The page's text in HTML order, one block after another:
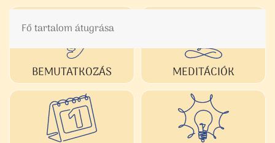
Fő tartalom átugrása
BEMUTATKOZÁS MEDITÁCIÓK